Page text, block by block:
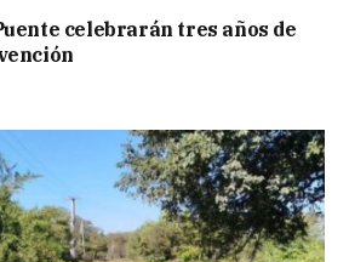
celebrarán tres años de